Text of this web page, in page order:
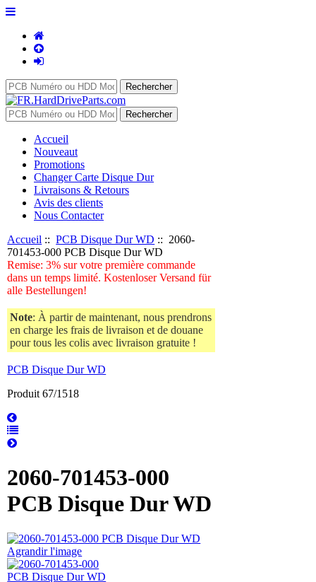
Accueil
Nouveaut
Promotions
Changer Carte Disque Dur
Livraisons & Retours
Avis des clients
Nous Contacter
Accueil ::PCB Disque Dur WD :: 2060-
701453-000 PCB Disque Dur WD
Remise: 3% sur votre première commande
dans un temps limité. Kostenloser Versand für
alle Bestellungen!
Note: À partir de maintenant, nous prendrons
en charge les frais de livraison et de douane
pour tous les colis avec livraison gratuite !
PCB Disque Dur WD
Produit 67/1518
2060-701453-000
PCB Disque Dur WD
Agrandir l'image